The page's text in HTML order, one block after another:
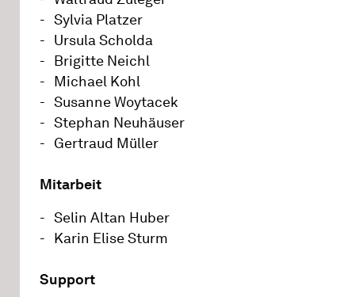
Sylvia Platzer
Ursula Scholda
Brigitte Neichl
Michael Kohl
Susanne Woytacek
Stephan Neuhäuser
Gertraud Müller
Mitarbeit
Selin Altan Huber
Karin Elise Sturm
Support